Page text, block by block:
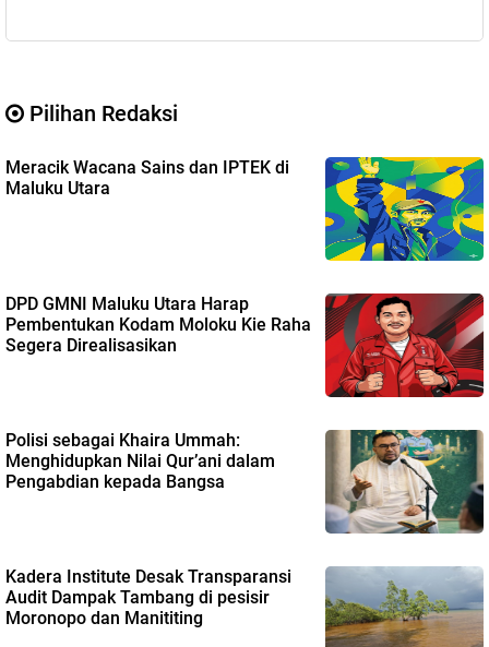
Pilihan Redaksi
Meracik Wacana Sains dan IPTEK di
Maluku Utara
DPD GMNI Maluku Utara Harap
Pembentukan Kodam Moloku Kie Raha
Segera Direalisasikan
Polisi sebagai Khaira Ummah:
Menghidupkan Nilai Qur’ani dalam
Pengabdian kepada Bangsa
Kadera Institute Desak Transparansi
Audit Dampak Tambang di pesisir
Moronopo dan Manititing